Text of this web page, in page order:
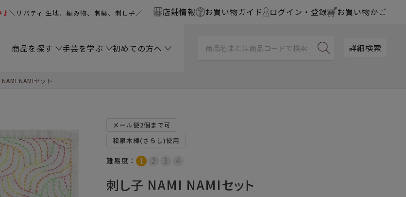
♪＼リバティ 生地、編み物、刺繍、刺し子／ 店舗情報 お買い物ガイド ログイン・登録 お買い物かご
商品を探す 手芸を学ぶ 初めての方へ 詳細検索
NAMIセット
メール便2個まで可
和泉木綿(さらし)使用
難易度：
刺し子 NAMI NAMIセット